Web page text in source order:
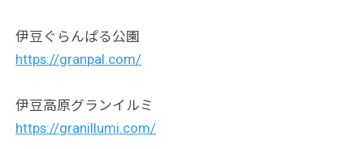
伊豆ぐらんぱる公園
https://granpal.com/
伊豆高原グランイルミ
https://granillumi.com/